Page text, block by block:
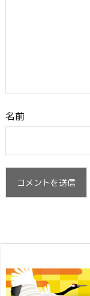
名前